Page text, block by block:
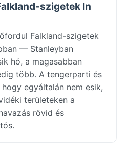
szigetek In
Falkland-szigetek
— Stanleyban
hó, a magasabban
több. A tengerparti és
egyáltalán nem esik,
területeken a
rövid és